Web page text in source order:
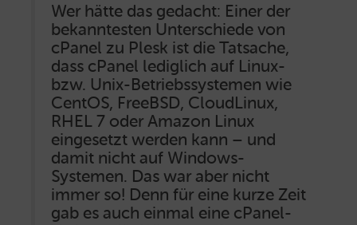
Wer hätte das gedacht: Einer der
bekanntesten Unterschiede von
cPanel zu Plesk ist die Tatsache,
dass cPanel lediglich auf Linux-
bzw. Unix-Betriebssystemen wie
CentOS, FreeBSD, CloudLinux,
RHEL 7 oder Amazon Linux
eingesetzt werden kann – und
damit nicht auf Windows-
Systemen. Das war aber nicht
immer so! Denn für eine kurze Zeit
gab es auch einmal eine cPanel-